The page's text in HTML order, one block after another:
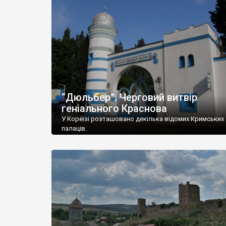
“Дюльбер”. Черговий витвір
геніального Краснова
У Кореїзі розташовано декілька відомих Кримських
палаців.